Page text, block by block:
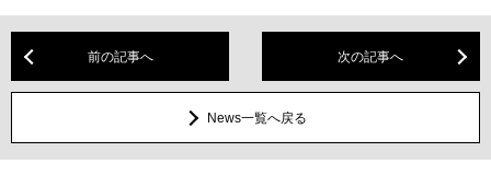
前の記事へ 次の記事へ
News一覧へ戻る